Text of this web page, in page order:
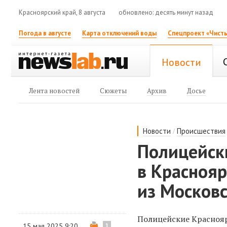
Красноярский край, 8 августа обновлено: десять минут назад
Погода в августе Карта отключений воды Спецпроект
Новости
Лента новостей Сюжеты Архив Досье
Новости /Происшествия
в
из
1
Полицейские